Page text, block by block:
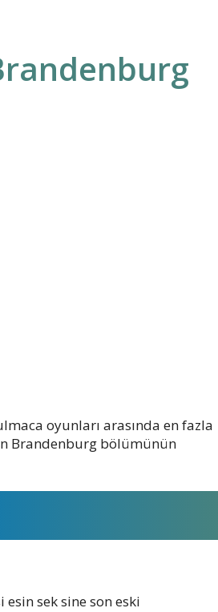
oyunları arasında en fazla
Brandenburg bölümünün
sek sine son eski